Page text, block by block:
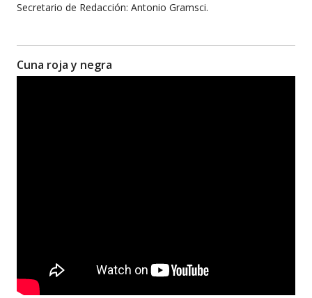
Secretario de Redacción: Antonio Gramsci.
Cuna roja y negra